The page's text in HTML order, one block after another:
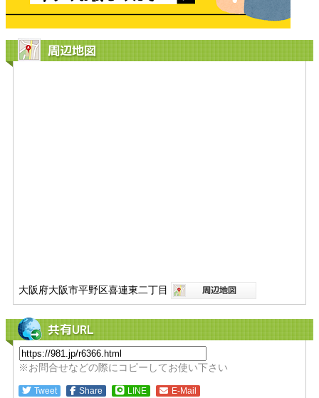
周辺地図
大阪府大阪市平野区喜連東二丁目
共有URL
※お問合せなどの際にコピーしてお使い下さい
Tweet Share LINE E-Mail